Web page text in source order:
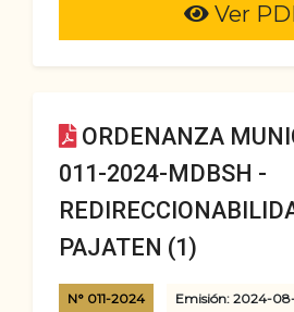
Ver
ORDENANZA
011-2024-MDBSH -
PAJATEN (1)
N° 011-2024
Emisión: 2024-